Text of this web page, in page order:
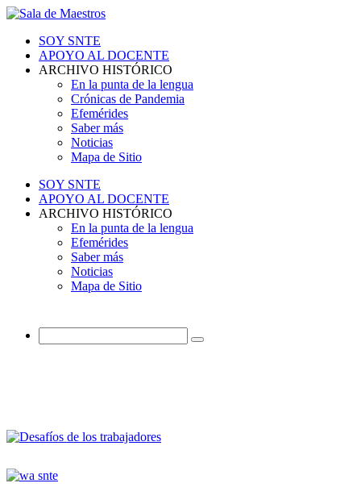
SOY SNTE
APOYO AL DOCENTE
ARCHIVO HISTÓRICO
En la punta de la lengua
Crónicas de Pandemia
Efemérides
Saber más
Noticias
Mapa de Sitio
SOY SNTE
APOYO AL DOCENTE
ARCHIVO HISTÓRICO
En la punta de la lengua
Efemérides
Saber más
Noticias
Mapa de Sitio